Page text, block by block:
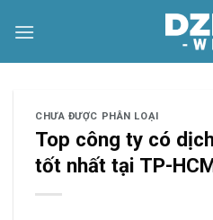
CHƯA ĐƯỢC PHÂN LOẠI
Top công ty có
tốt nhất tại TP-